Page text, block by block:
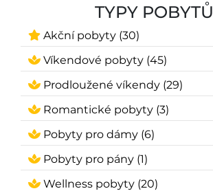
TYPY POBYTŮ
Akční pobyty (30)
Víkendové pobyty (45)
Prodloužené víkendy (29)
Romantické pobyty (3)
Pobyty pro dámy (6)
Pobyty pro pány (1)
Wellness pobyty (20)